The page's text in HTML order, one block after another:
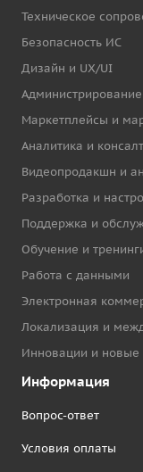
Техническое
Безопасность ИС
Дизайн и UX/UI
Маркетплейсы и
Аналитика и
Видеопродакшн и
Разработка и
Поддержка и
Обучение и
Работа с данными
Электронная
Локализация и
Инновации и новые
Информация
Вопрос-ответ
Условия оплаты